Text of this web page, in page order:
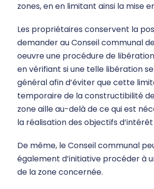
zones, en en limitant ainsi la mise
Les propriétaires conservent la
demander au Conseil communal
oeuvre une procédure de
en vérifiant si une telle libération
général afin d’éviter que cette
temporaire de la constructibilité
zone aille au-delà de ce qui est
la réalisation des objectifs
De même, le Conseil communal
également d’initiative procéder à
de la zone concernée.